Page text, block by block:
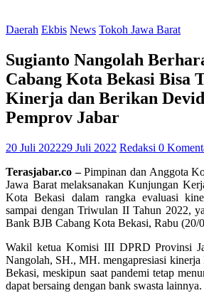
Daerah Ekbis News Tokoh Jawa Barat
Sugianto Nangolah
Cabang Kota Bekasi Bisa
Kinerja dan Berikan
Pemprov Jabar
20 Juli 202229 Juli 2022 Redaksi 0
Terasjabar.co –Pimpinan dan Anggota
Jawa Barat melaksanakan Kunjungan
Kota Bekasi dalam rangka evaluasi
sampai dengan Triwulan II Tahun 2022,
Bank BJB Cabang Kota Bekasi, Rabu (20/
Wakil ketua Komisi III DPRD Provinsi
Nangolah, SH., MH. mengapresiasi
Bekasi, meskipun saat pandemi tetap
dapat bersaing dengan bank swasta lainnya.